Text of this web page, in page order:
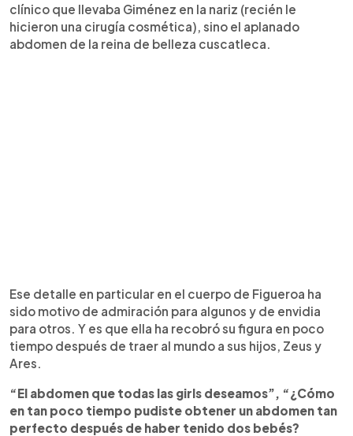
clínico que llevaba Giménez en la nariz (recién le
hicieron una cirugía cosmética), sino el aplanado
abdomen de la reina de belleza cuscatleca.
Ese detalle en particular en el cuerpo de Figueroa ha
sido motivo de admiración para algunos y de envidia
para otros. Y es que ella ha recobró su figura en poco
tiempo después de traer al mundo a sus hijos, Zeus y
Ares.
“El abdomen que todas las girls deseamos”, “¿Cómo
en tan poco tiempo pudiste obtener un abdomen tan
perfecto después de haber tenido dos bebés?